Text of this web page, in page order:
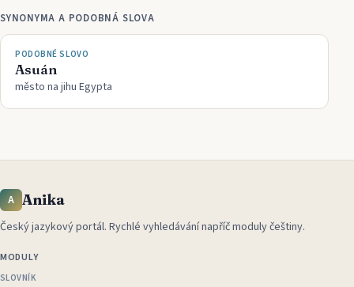
SYNONYMA A PODOBNÁ SLOVA
PODOBNÉ SLOVO
Asuán
město na jihu Egypta
A Anika
Český jazykový portál. Rychlé vyhledávání napříč moduly češtiny.
MODULY
SLOVNÍK